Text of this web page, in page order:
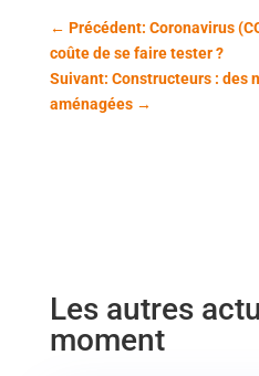
← Précédent: Coronavirus
coûte de se faire tester ?
Suivant: Constructeurs : des
aménagées→
Les autres
moment